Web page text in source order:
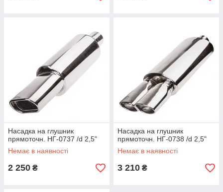
Насадка на глушник
прямоточн. НГ-0737 /d 2,5"
Немає в наявності
2 250 ₴
Насадка на глушник
прямоточн. НГ-0738 /d 2,5"
Немає в наявності
3 210 ₴